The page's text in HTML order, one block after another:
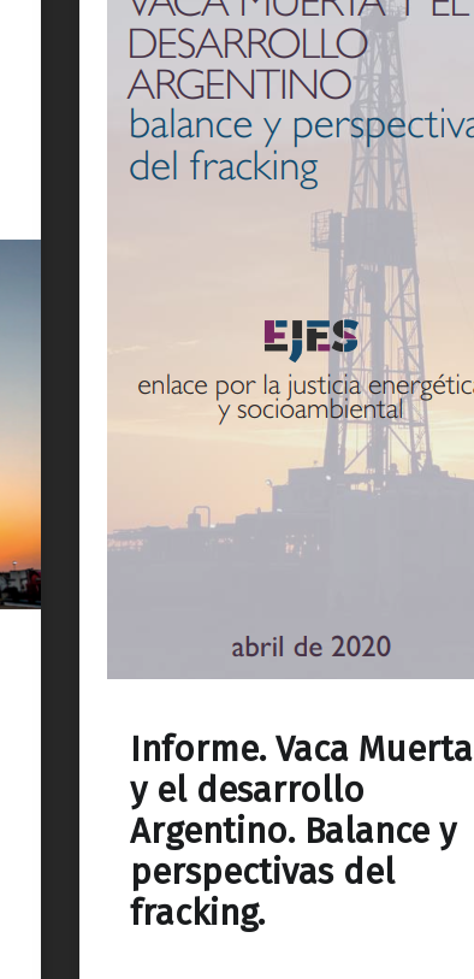
Informe. Vaca Muerta
y el desarrollo
Argentino. Balance y
perspectivas del
fracking.